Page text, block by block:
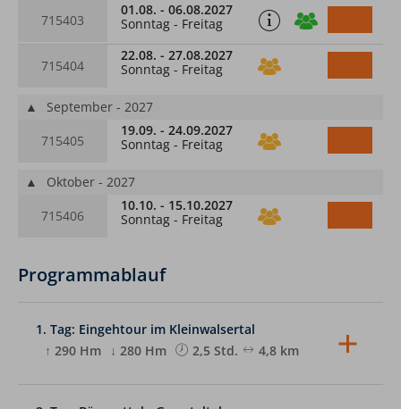
715403
01.08. - 06.08.2027
Sonntag - Freitag
715404
22.08. - 27.08.2027
Sonntag - Freitag
▲
September - 2027
715405
19.09. - 24.09.2027
Sonntag - Freitag
▲
Oktober - 2027
715406
10.10. - 15.10.2027
Sonntag - Freitag
Programmablauf
1. Tag: Eingehtour im Kleinwalsertal
↑ 290 Hm
↓ 280 Hm 2,5 Std.
4,8 km